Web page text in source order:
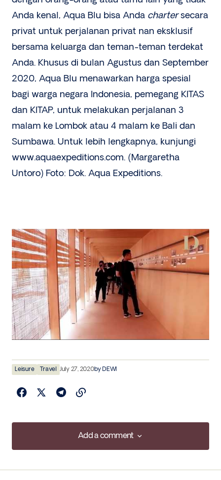
Anda kenal, Aqua Blu bisa Anda chartersecara
privat untuk perjalanan privat nan eksklusif
bersama keluarga dan teman-teman terdekat
Anda. Khusus di bulan Agustus dan September
2020, Aqua Blu menawarkan harga spesial
bagi warga negara Indonesia, pemegang KITAS
dan KITAP, untuk melakukan perjalanan 3
malam ke Lombok atau 4 malam ke Bali dan
Sumbawa. Untuk lebih lengkapnya, kunjungi
www.aquaexpeditions.com. (Margaretha
Untoro) Foto: Dok. Aqua Expeditions.
Leisure Travel July 27, 2020by DEWI
Add a comment
Add a comment